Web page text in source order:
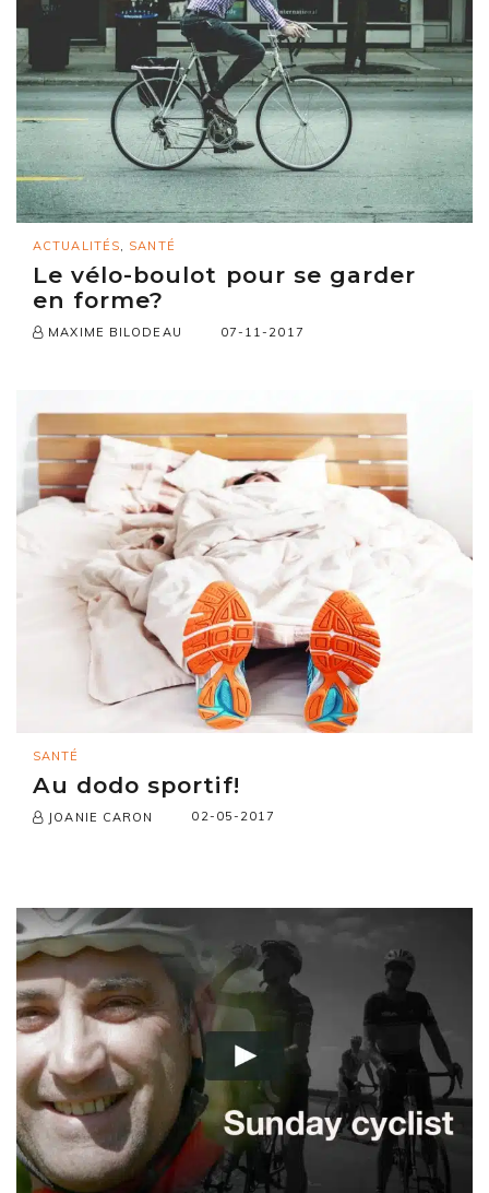
ACTUALITÉS, SANTÉ
Le vélo-boulot pour se garder
en forme?
MAXIME BILODEAU 07-11-2017
SANTÉ
Au dodo sportif!
JOANIE CARON 02-05-2017